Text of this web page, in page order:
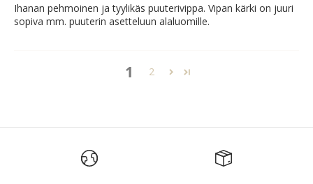
Ihanan pehmoinen ja tyylikäs puuterivippa. Vipan kärki on juuri
sopiva mm. puuterin asetteluun alaluomille.
1 2